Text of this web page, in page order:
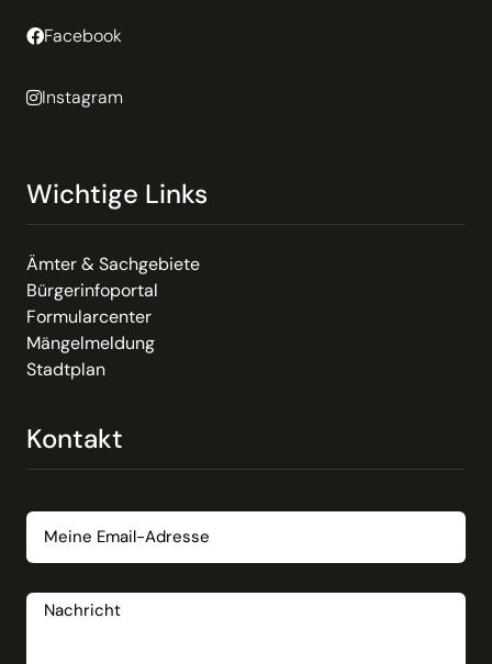
Facebook
Instagram
Wichtige Links
Ämter & Sachgebiete
Bürgerinfoportal
Formularcenter
Mängelmeldung
Stadtplan
Kontakt